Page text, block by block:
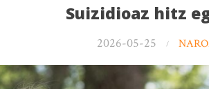
Suizidioaz hitz
2026-05-25